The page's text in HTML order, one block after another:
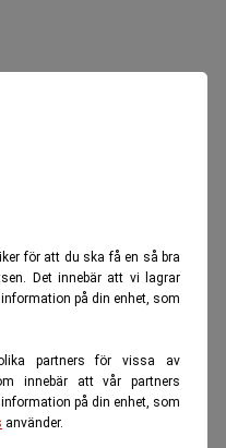
för att du ska få en så bra
Det innebär att vi lagrar
på din enhet, som
partners för vissa av
innebär att vår partners
på din enhet, som
använder.